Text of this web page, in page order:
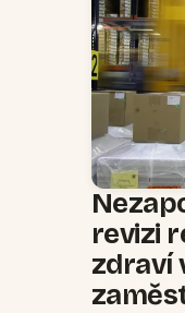
revizi
zdraví